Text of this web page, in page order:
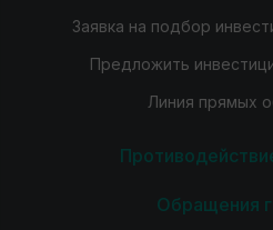
Заявка на подбор
Предложить
Линия прямых
Обращения